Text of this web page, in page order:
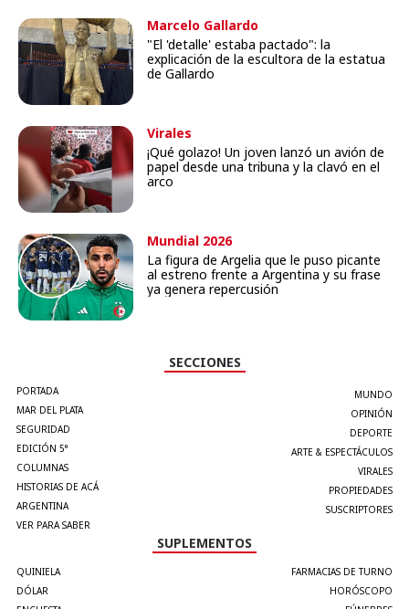
Marcelo Gallardo
"El 'detalle' estaba pactado": la
explicación de la escultora de la estatua
de Gallardo
Virales
¡Qué golazo! Un joven lanzó un avión de
papel desde una tribuna y la clavó en el
arco
Mundial 2026
La figura de Argelia que le puso picante
al estreno frente a Argentina y su frase
ya genera repercusión
SECCIONES
PORTADA
MAR DEL PLATA
SEGURIDAD
EDICIÓN 5°
COLUMNAS
HISTORIAS DE ACÁ
ARGENTINA
VER PARA SABER
MUNDO
OPINIÓN
DEPORTE
ARTE & ESPECTÁCULOS
VIRALES
PROPIEDADES
SUSCRIPTORES
SUPLEMENTOS
QUINIELA
DÓLAR
FARMACIAS DE TURNO
HORÓSCOPO